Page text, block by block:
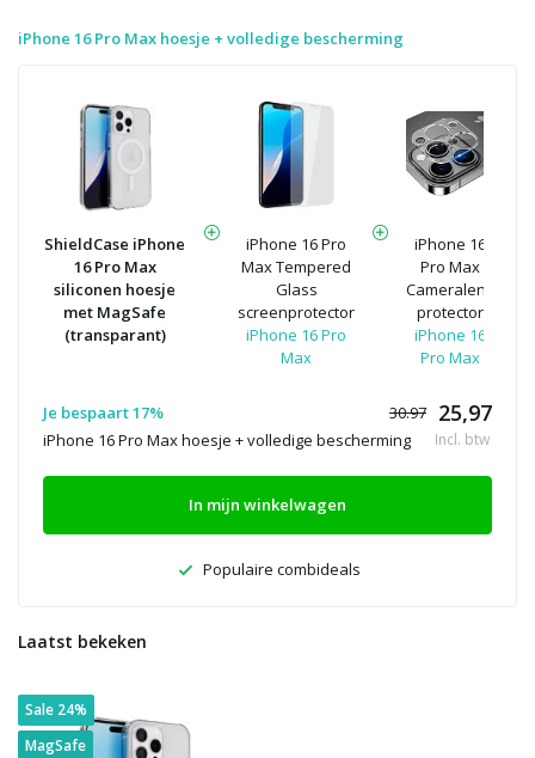
iPhone 16 Pro Max hoesje + volledige bescherming
ShieldCase iPhone
16 Pro Max
siliconen hoesje
met MagSafe
(transparant)
iPhone 16 Pro
Max Tempered
Glass
screenprotector
iPhone 16 Pro
Max
iPhone 16
Pro Max
Cameralens
protector
iPhone 16
Pro Max
Je bespaart 17% 30.97 25,97
iPhone 16 Pro Max hoesje + volledige bescherming Incl. btw
In mijn winkelwagen
Populaire combideals
Laatst bekeken
Sale 24%
MagSafe